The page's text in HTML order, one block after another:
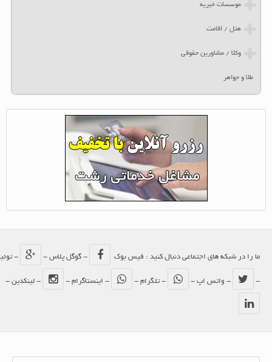
موسسات خیریه
هتل / اقامت
وکلا / مشاورین حقوقی
طلا و جواهر
ما را در شبکه های اجتماعی دنبال کنید : فیس بوک - گوگل پلاس - - توئیتر
- واتس اپ - - تلگرام - - اینستاگرام - - لینکدین -